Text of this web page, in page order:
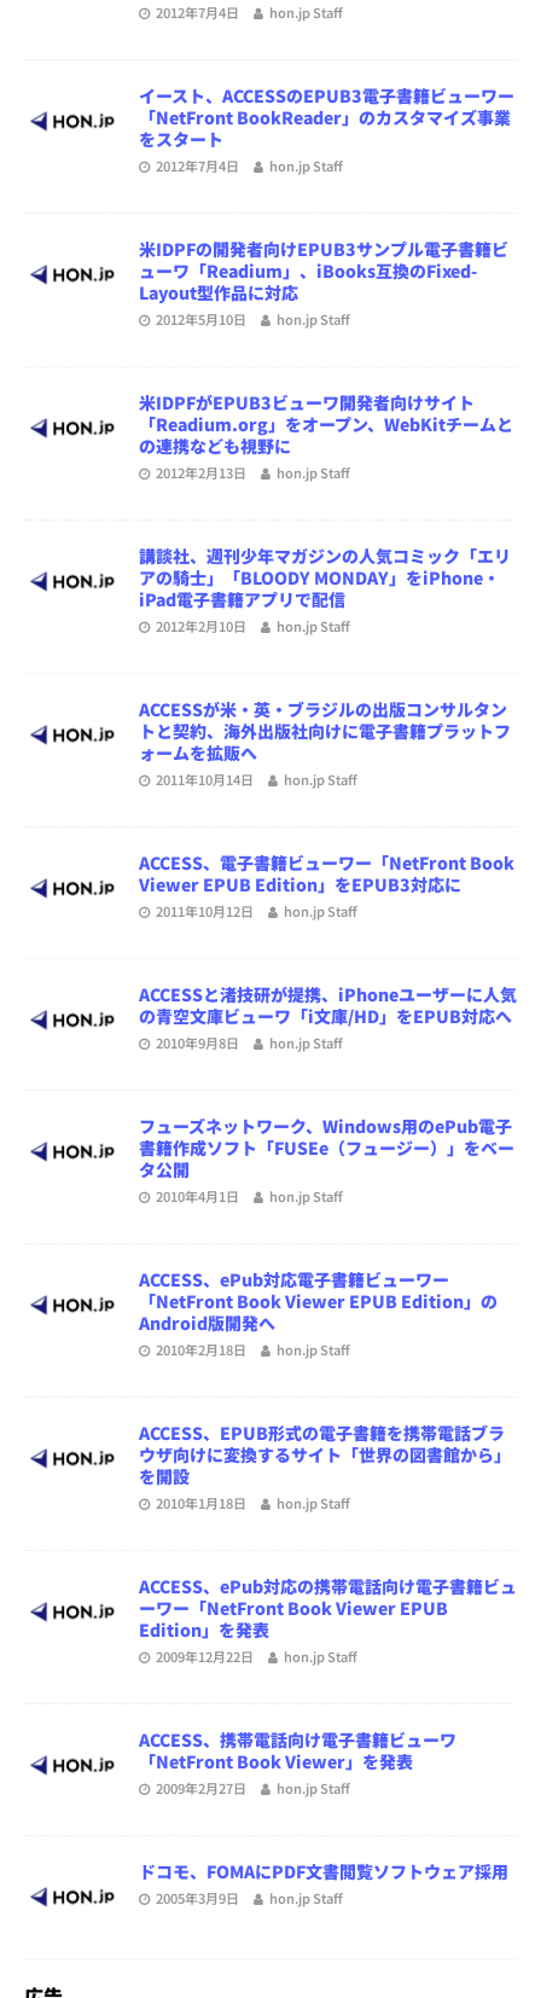
2012年7月4日 hon.jp Staff
イースト、ACCESSのEPUB3電子書籍ビューワー
「NetFront BookReader」のカスタマイズ事業
をスタート
2012年7月4日 hon.jp Staff
米IDPFの開発者向けEPUB3サンプル電子書籍ビ
ューワ「Readium」、iBooks互換のFixed-
Layout型作品に対応
2012年5月10日 hon.jp Staff
米IDPFがEPUB3ビューワ開発者向けサイト
「Readium.org」をオープン、WebKitチームと
の連携なども視野に
2012年2月13日 hon.jp Staff
講談社、週刊少年マガジンの人気コミック「エリ
アの騎士」「BLOODY MONDAY」をiPhone・
iPad電子書籍アプリで配信
2012年2月10日 hon.jp Staff
ACCESSが米・英・ブラジルの出版コンサルタン
トと契約、海外出版社向けに電子書籍プラットフ
ォームを拡販へ
2011年10月14日 hon.jp Staff
ACCESS、電子書籍ビューワー「NetFront Book
Viewer EPUB Edition」をEPUB3対応に
2011年10月12日 hon.jp Staff
ACCESSと渚技研が提携、iPhoneユーザーに人気
の青空文庫ビューワ「i文庫/HD」をEPUB対応へ
2010年9月8日 hon.jp Staff
フューズネットワーク、Windows用のePub電子
書籍作成ソフト「FUSEe（フュージー）」をベー
タ公開
2010年4月1日 hon.jp Staff
ACCESS、ePub対応電子書籍ビューワー
「NetFront Book Viewer EPUB Edition」の
Android版開発へ
2010年2月18日 hon.jp Staff
ACCESS、EPUB形式の電子書籍を携帯電話ブラ
ウザ向けに変換するサイト「世界の図書館から」
を開設
2010年1月18日 hon.jp Staff
ACCESS、ePub対応の携帯電話向け電子書籍ビュ
ーワー「NetFront Book Viewer EPUB
Edition」を発表
2009年12月22日 hon.jp Staff
ACCESS、携帯電話向け電子書籍ビューワ
「NetFront Book Viewer」を発表
2009年2月27日 hon.jp Staff
ドコモ、FOMAにPDF文書閲覧ソフトウェア採用
2005年3月9日 hon.jp Staff